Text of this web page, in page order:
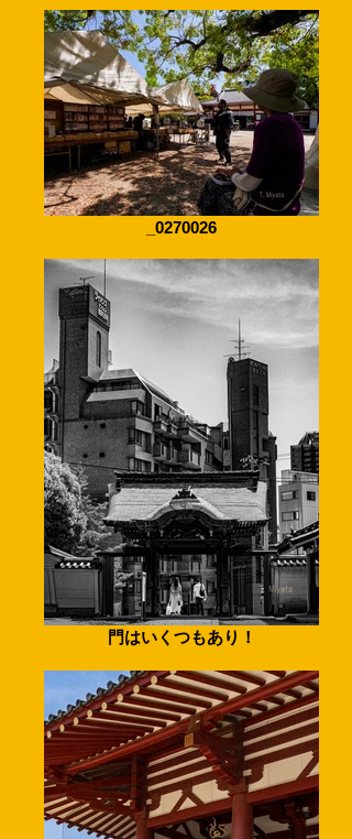
_0270026
門はいくつもあり！